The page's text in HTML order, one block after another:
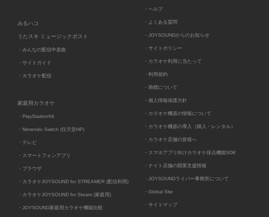
みるハコ
うたスキ ミュージックポスト
・みんなの配信中楽曲
・サイトガイド
・カラオケ配信
家庭用カラオケ
・PlayStation®4
・Nintendo Switch (任天堂HP)
・テレビ
・スマートフォンアプリ
・ブラウザ
・カラオケJOYSOUND for STREAMER (配信利用)
・カラオケJOYSOUND for Steam (家庭用)
・JOYSOUND家庭用カラオケ機能比較
・ヘルプ
・よくある質問
・JOYSOUNDからのお知らせ
・サイトポリシー
・カラオケ利用に当たって
・利用規約
・商標について
・個人情報保護方針
・カラオケ機器の情報について
・カラオケ機器の導入（購入・レンタル）
・カラオケ店舗の皆様へ
・スマホアプリ向けカラオケ採点機能SDK
・ナイト店舗の開業支援情報
・JOYSOUNDライバー事務所について
・Global Site
・サイトマップ